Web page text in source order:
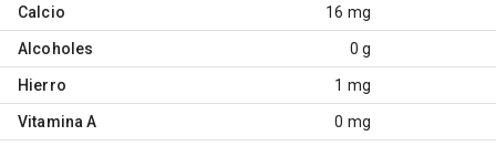
Calcio 16 mg
Alcoholes 0 g
Hierro 1 mg
Vitamina A 0 mg